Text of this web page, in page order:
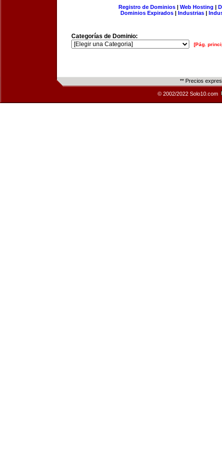
Registro de Dominios| Web Hosting |
Dominios Expirados | Industrias |
Categorías de Dominio:
[Pág.
** Precios
© 2002/2022 Solo10.com